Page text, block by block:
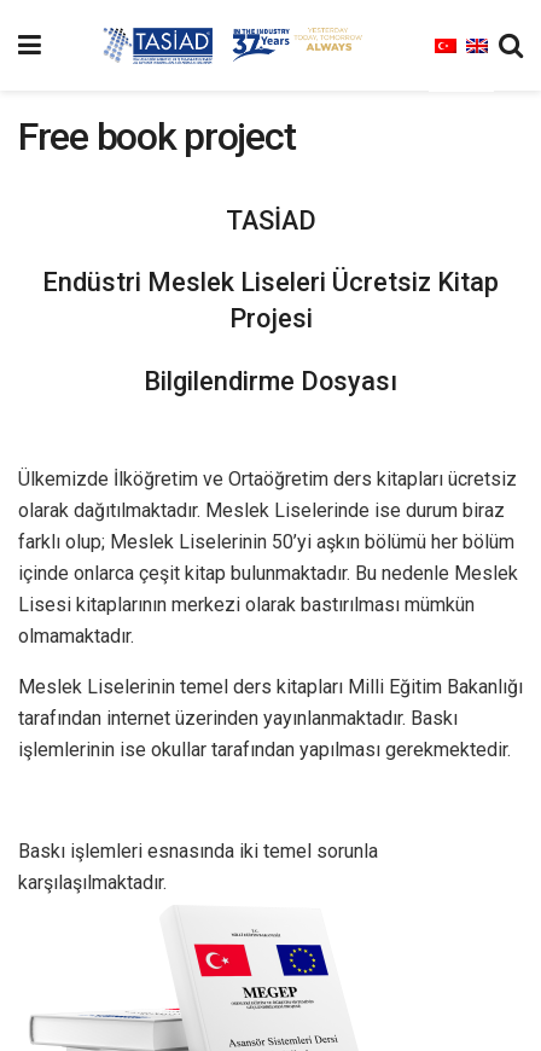
Free book project
TASİAD
Endüstri Meslek Liseleri Ücretsiz Kitap
Projesi
Bilgilendirme Dosyası
Ülkemizde İlköğretim ve Ortaöğretim ders kitapları ücretsiz
olarak dağıtılmaktadır. Meslek Liselerinde ise durum biraz
farklı olup; Meslek Liselerinin 50’yi aşkın bölümü her bölüm
içinde onlarca çeşit kitap bulunmaktadır. Bu nedenle Meslek
Lisesi kitaplarının merkezi olarak bastırılması mümkün
olmamaktadır.
Meslek Liselerinin temel ders kitapları Milli Eğitim Bakanlığı
tarafından internet üzerinden yayınlanmaktadır. Baskı
işlemlerinin ise okullar tarafından yapılması gerekmektedir.
Baskı işlemleri esnasında iki temel sorunla
karşılaşılmaktadır.